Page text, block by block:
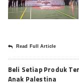
Read Full Article
Beli Setiap Produk
Anak Palestina